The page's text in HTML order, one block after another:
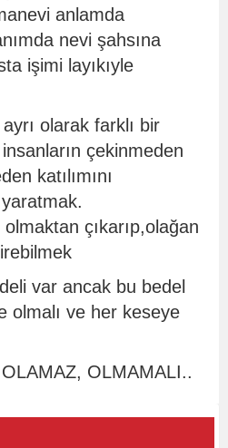
anlamda
nevi şahsına
işimi layıkıyle
olarak farklı bir
çekinmeden
katılımını
yaratmak.
çıkarıp,olağan
var ancak bu bedel
olmalı ve her keseye
OLMAMALI..